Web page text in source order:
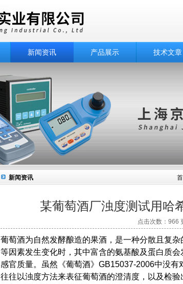
新闻资讯 产品展示 技术文章
新闻资讯
某葡萄酒厂浊度测试用哈
点击次数：966
葡萄酒为自然发酵酿造的果酒，是一种分散且复
等因素发生变化时，其中富含的氨基酸及蛋白质
感官质量。虽然《葡萄酒》GB15037-2006中没
往往以浊度方法来表征葡萄酒的澄清度，以及检